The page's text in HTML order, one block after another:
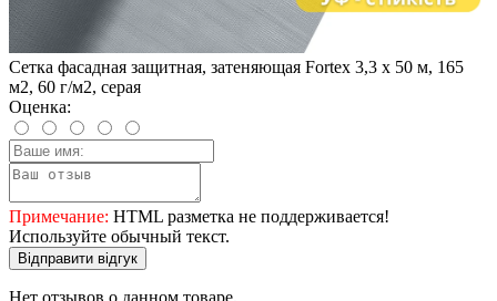
Сетка фасадная защитная, затеняющая Fortex 3,3 х 50 м, 165
м2, 60 г/м2, серая
Оценка:
Примечание: HTML разметка не поддерживается!
Используйте обычный текст.
Відправити відгук
Нет отзывов о данном товаре.